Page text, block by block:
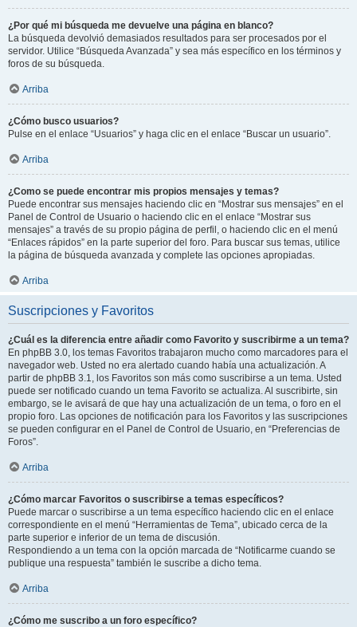
¿Por qué mi búsqueda me devuelve una página en blanco?
La búsqueda devolvió demasiados resultados para ser procesados por el
servidor. Utilice “Búsqueda Avanzada” y sea más específico en los términos y
foros de su búsqueda.
Arriba
¿Cómo busco usuarios?
Pulse en el enlace “Usuarios” y haga clic en el enlace “Buscar un usuario”.
Arriba
¿Como se puede encontrar mis propios mensajes y temas?
Puede encontrar sus mensajes haciendo clic en “Mostrar sus mensajes” en el
Panel de Control de Usuario o haciendo clic en el enlace “Mostrar sus
mensajes” a través de su propio página de perfil, o haciendo clic en el menú
“Enlaces rápidos” en la parte superior del foro. Para buscar sus temas, utilice
la página de búsqueda avanzada y complete las opciones apropiadas.
Arriba
Suscripciones y Favoritos
¿Cuál es la diferencia entre añadir como Favorito y suscribirme a un tema?
En phpBB 3.0, los temas Favoritos trabajaron mucho como marcadores para el
navegador web. Usted no era alertado cuando había una actualización. A
partir de phpBB 3.1, los Favoritos son más como suscribirse a un tema. Usted
puede ser notificado cuando un tema Favorito se actualiza. Al suscribirte, sin
embargo, se le avisará de que hay una actualización de un tema, o foro en el
propio foro. Las opciones de notificación para los Favoritos y las suscripciones
se pueden configurar en el Panel de Control de Usuario, en “Preferencias de
Foros”.
Arriba
¿Cómo marcar Favoritos o suscribirse a temas específicos?
Puede marcar o suscribirse a un tema específico haciendo clic en el enlace
correspondiente en el menú “Herramientas de Tema”, ubicado cerca de la
parte superior e inferior de un tema de discusión.
Respondiendo a un tema con la opción marcada de “Notificarme cuando se
publique una respuesta” también le suscribe a dicho tema.
Arriba
¿Cómo me suscribo a un foro específico?